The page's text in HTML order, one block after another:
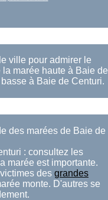
ville pour admirer le
marée haute à Baie de
à Baie de Centuri.
des marées de Baie de
: consultez les
marée est importante.
des grandes
monte. D'autres se